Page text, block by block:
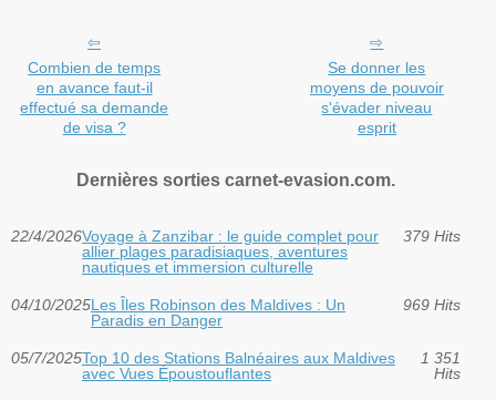
Combien de temps
en avance faut-il
effectué sa demande
de visa ?
Se donner les
moyens de pouvoir
s'évader niveau
esprit
Dernières sorties carnet-evasion.com.
22/4/2026Voyage à Zanzibar : le guide complet pour
allier plages paradisiaques, aventures
nautiques et immersion culturelle
379 Hits
04/10/2025Les Îles Robinson des Maldives : Un
Paradis en Danger
969 Hits
05/7/2025Top 10 des Stations Balnéaires aux Maldives
avec Vues Époustouflantes
1 351
Hits